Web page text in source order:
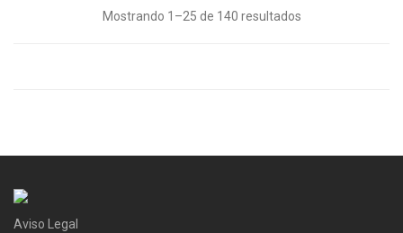
Mostrando 1–25 de 140 resultados
Aviso Legal